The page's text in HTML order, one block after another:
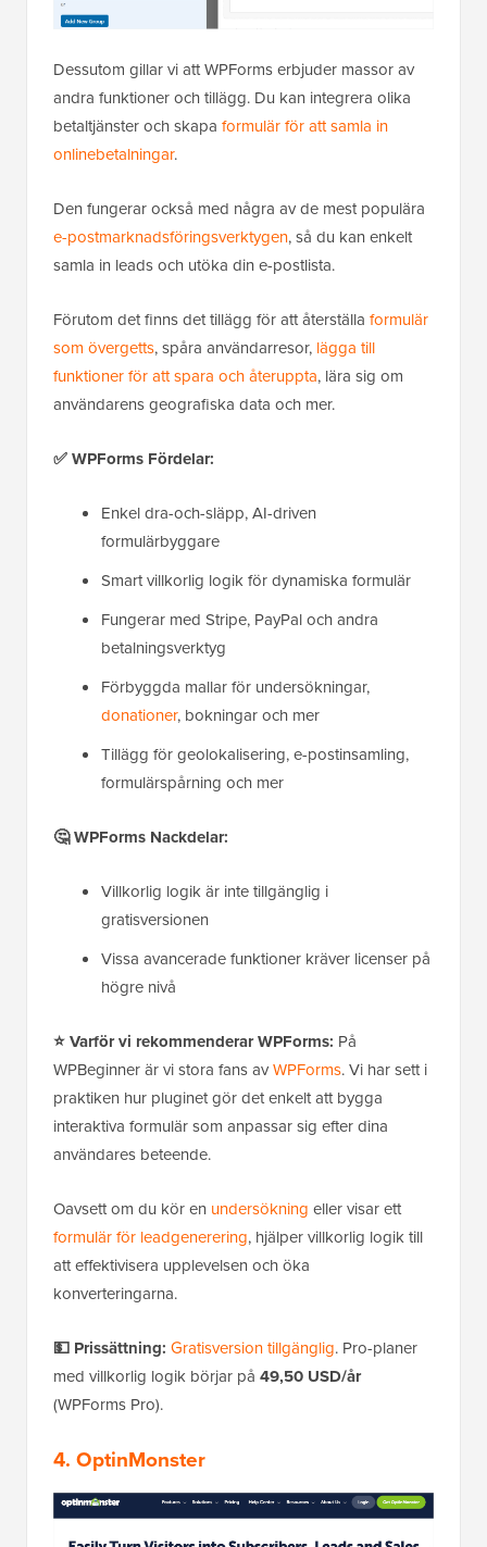
Dessutom gillar vi att WPForms erbjuder massor av
andra funktioner och tillägg. Du kan integrera olika
betaltjänster och skapa formulär för att samla in
onlinebetalningar.
Den fungerar också med några av de mest populära
e-postmarknadsföringsverktygen, så du kan enkelt
samla in leads och utöka din e-postlista.
Förutom det finns det tillägg för att återställa formulär
som övergetts, spåra användarresor, lägga till
funktioner för att spara och återuppta, lära sig om
användarens geografiska data och mer.
✅ WPForms Fördelar:
Enkel dra-och-släpp, AI-driven
formulärbyggare
Smart villkorlig logik för dynamiska formulär
Fungerar med Stripe, PayPal och andra
betalningsverktyg
Förbyggda mallar för undersökningar,
donationer, bokningar och mer
Tillägg för geolokalisering, e-postinsamling,
formulärspårning och mer
🤔 WPForms Nackdelar:
Villkorlig logik är inte tillgänglig i
gratisversionen
Vissa avancerade funktioner kräver licenser på
högre nivå
⭐ Varför vi rekommenderar WPForms: På
WPBeginner är vi stora fans avWPForms. Vi har sett i
praktiken hur pluginet gör det enkelt att bygga
interaktiva formulär som anpassar sig efter dina
användares beteende.
Oavsett om du kör en undersökning eller visar ett
formulär för leadgenerering, hjälper villkorlig logik till
att effektivisera upplevelsen och öka
konverteringarna.
💵 Prissättning: Gratisversion tillgänglig. Pro-planer
med villkorlig logik börjar på 49,50 USD/år
(WPForms Pro).
4. OptinMonster